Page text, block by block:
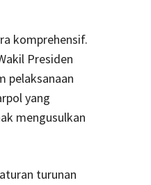
komprehensif.
Presiden
pelaksanaan
yang
mengusulkan
turunan